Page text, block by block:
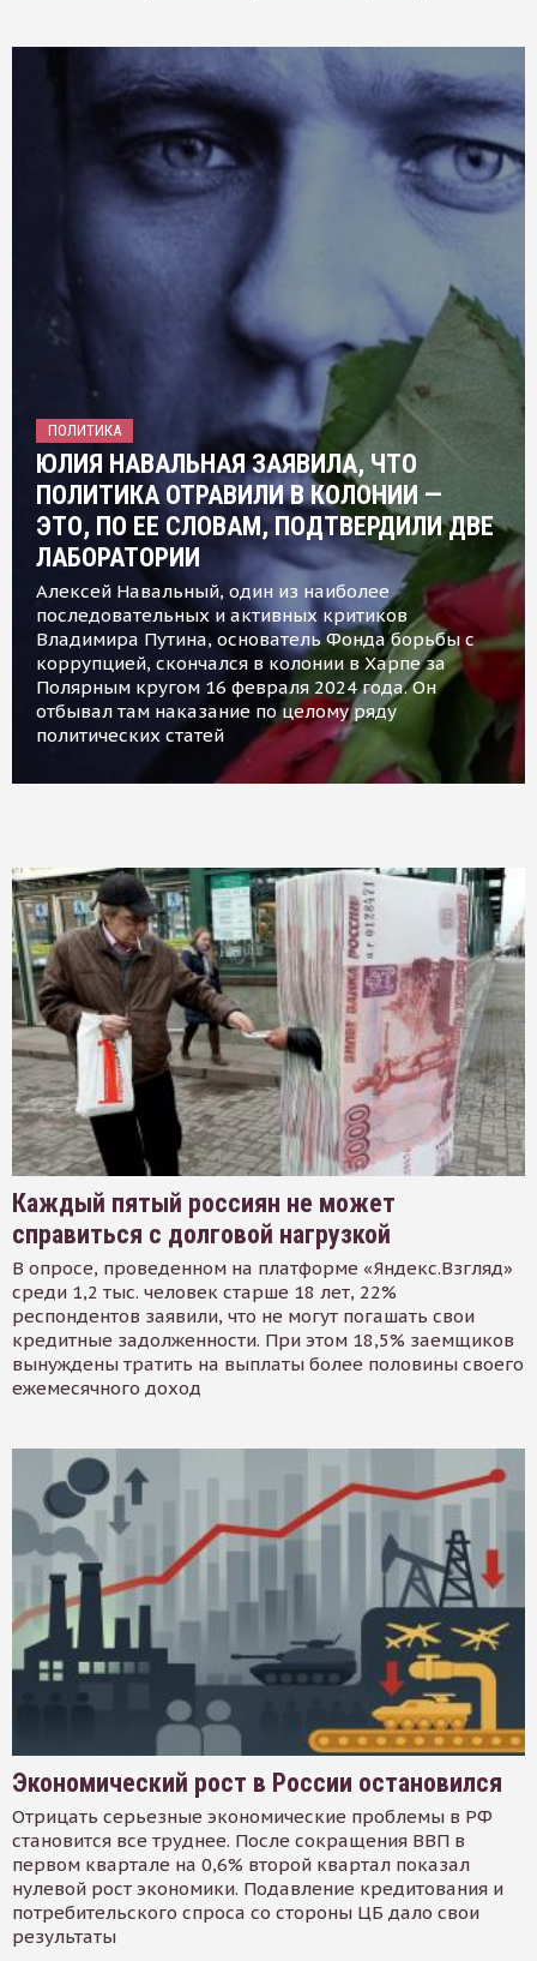
ПОЛИТИКА
ЮЛИЯ НАВАЛЬНАЯ ЗАЯВИЛА, ЧТО
ПОЛИТИКА ОТРАВИЛИ В КОЛОНИИ —
ЭТО, ПО ЕЕ СЛОВАМ, ПОДТВЕРДИЛИ ДВЕ
ЛАБОРАТОРИИ
Алексей Навальный, один из наиболее
последовательных и активных критиков
Владимира Путина, основатель Фонда борьбы с
коррупцией, скончался в колонии в Харпе за
Полярным кругом 16 февраля 2024 года. Он
отбывал там наказание по целому ряду
политических статей
Каждый пятый россиян не может
справиться с долговой нагрузкой
В опросе, проведенном на платформе «Яндекс.Взгляд»
среди 1,2 тыс. человек старше 18 лет, 22%
респондентов заявили, что не могут погашать свои
кредитные задолженности. При этом 18,5% заемщиков
вынуждены тратить на выплаты более половины своего
ежемесячного доход
Экономический рост в России остановился
Отрицать серьезные экономические проблемы в РФ
становится все труднее. После сокращения ВВП в
первом квартале на 0,6% второй квартал показал
нулевой рост экономики. Подавление кредитования и
потребительского спроса со стороны ЦБ дало свои
результаты